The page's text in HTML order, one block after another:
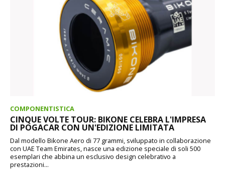
COMPONENTISTICA
CINQUE VOLTE TOUR: BIKONE CELEBRA L'IMPRESA
DI POGACAR CON UN'EDIZIONE LIMITATA
Dal modello Bikone Aero di 77 grammi, sviluppato in collaborazione
con UAE Team Emirates, nasce una edizione speciale di soli 500
esemplari che abbina un esclusivo design celebrativo a
prestazioni...